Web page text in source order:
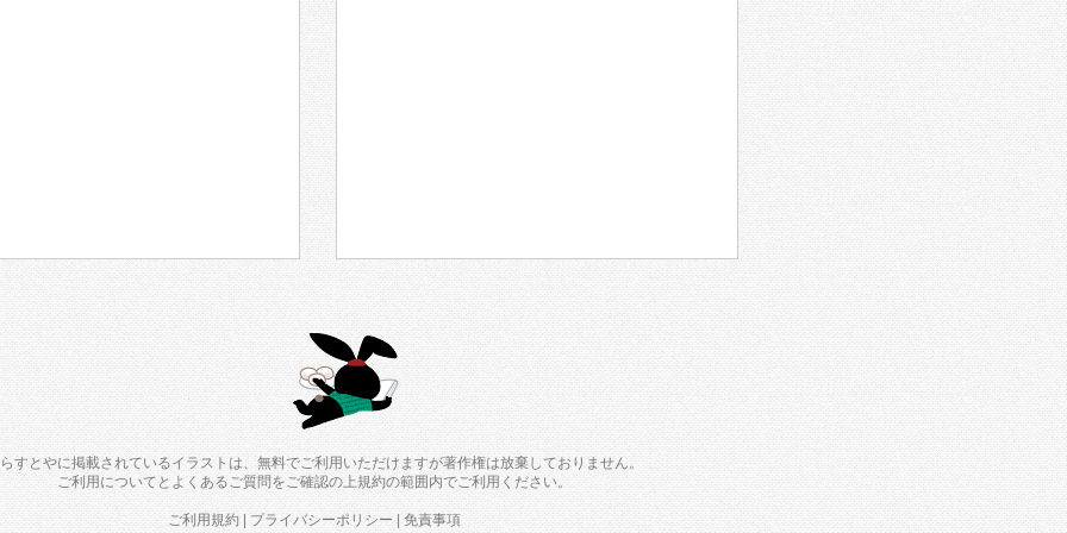
すとやに掲載されているイラストは、無料でご利用いただけますが著作権は放棄しておりません。
ご利用について と よくあるご質問をご確認の上規約の範囲内でご利用ください。
ご利用規約 プライバシーポリシー 免責事項